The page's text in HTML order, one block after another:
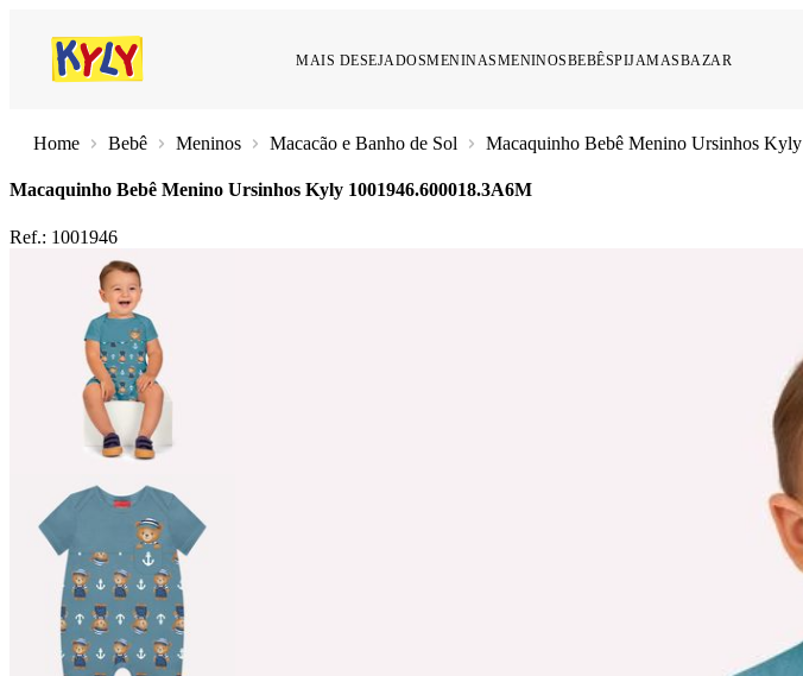
MAIS DESEJADOSMENINASMENINOSBEBÊSPIJAMASBAZAR
Bebê Meninos Macacão e Banho de Sol Macaquinho Bebê Menino Ursinhos Kyly
Macaquinho Bebê Menino Ursinhos Kyly 1001946.600018.3A6M
Ref.: 1001946